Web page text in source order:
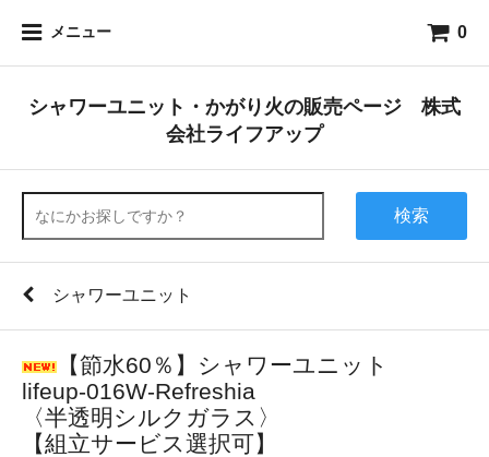
メニュー 0
シャワーユニット・かがり火の販売ページ 株式
会社ライフアップ
検索
シャワーユニット
【節水60％】シャワーユニット
lifeup-016W-Refreshia
〈半透明シルクガラス〉
【組立サービス選択可】